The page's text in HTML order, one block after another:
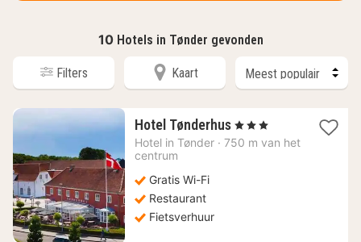
10 Hotels in Tønder gevonden
Filters Kaart
Hotel Tønderhus 1
nacht
, 3 Sterren
Hotel in Tønder · 750 m van het
centrum
Gratis Wi-Fi
Restaurant
Fietsverhuur